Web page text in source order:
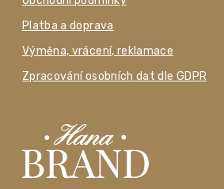
Platba a doprava
Výměna, vrácení, reklamace
Zpracování osobních dat dle GDPR